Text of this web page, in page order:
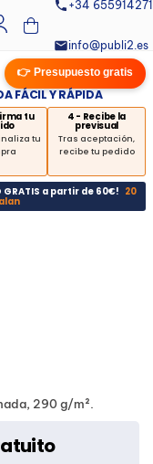
+34 655914271
info@publi2.es
👉 Presupuesto gratis
FÁCIL Y RÁPIDA
tu
tu
4 - Recibe la
previsual
Tras aceptación,
recibe tu pedido
GRATIS a partir de 60€! 20
290 g/m².